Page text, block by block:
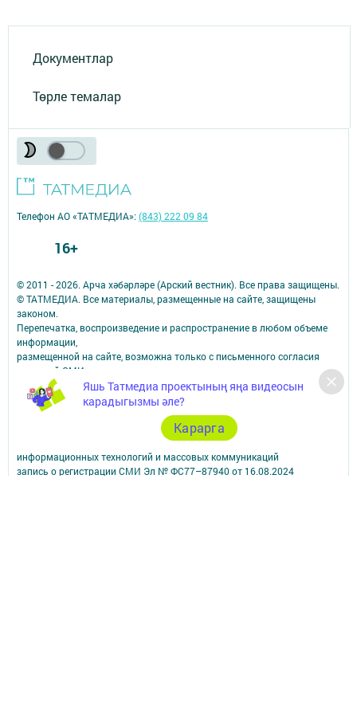
Документлар
Төрле темалар
Яшь Татмедиа проектының яңа видеосын
карадыгызмы әле?
Карарга
© 2011 - 2026. Арча хәбәрләре (Арский вестник). Все права защищены.
© ТАТМЕДИА. Все материалы, размещенные на сайте, защищены
законом.
Перепечатка, воспроизведение и распространение в любом объеме
информации,
размещенной на сайте, возможна только с письменного согласия
редакций СМИ.
При поддержке Республиканского агентства по печати и массовым
коммуникациям.
Наименование СМИ: Арча хәбәрләре (Арский вестник)
СМИ зарегистрировано Федеральной службой по надзору в сфере
информационных технологий и массовых коммуникаций
запись о регистрации СМИ Эл № ФС77–87940 от 16.08.2024
Телефон АО «ТАТМЕДИА»:(843) 222 09 84
16+